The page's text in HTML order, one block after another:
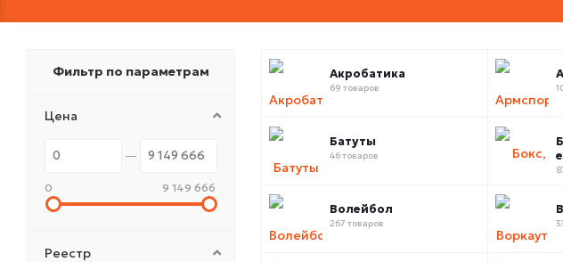
Акробатика
69 товаров
Батуты
46 товаров
Волейбол
267 товаров
Фильтр по параметрам
Цена
0 9 149 666
Реестр